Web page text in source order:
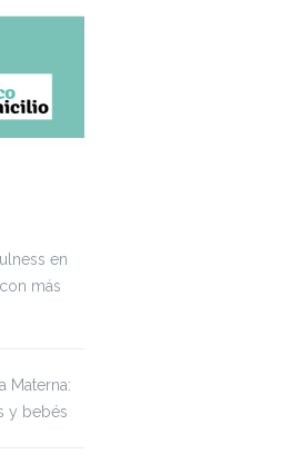
en
más
Materna:
y bebés